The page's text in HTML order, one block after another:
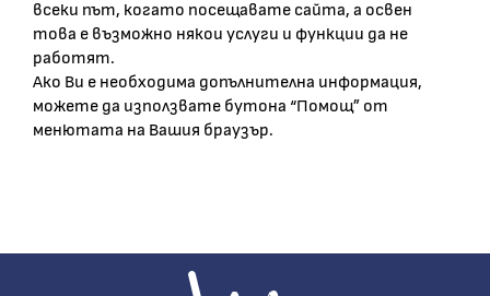
всеки път, когато посещавате сайта, а освен
това е възможно някои услуги и функции да не
работят.
Ако Ви е необходима допълнителна информация,
можете да използвате бутона “Помощ” от
менютата на Вашия браузър.